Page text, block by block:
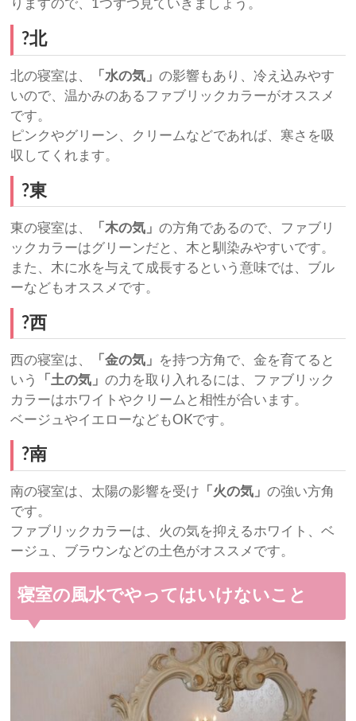
りますので、1つずつ見ていきましょう。
?北
北の寝室は、 「水の気」の影響もあり、冷え込みやす
いので、温かみのあるファブリックカラーがオススメ
です。
ピンクやグリーン、クリームなどであれば、寒さを吸
収してくれます。
?東
東の寝室は、 「木の気」の方角であるので、ファブリ
ックカラーはグリーンだと、木と馴染みやすいです。
また、木に水を与えて成長するという意味では、ブル
ーなどもオススメです。
?西
西の寝室は、 「金の気」 を持つ方角で、金を育てると
いう
「土の気」の力を取り入れるには、ファブリック
カラーはホワイトやクリームと相性が合います。
ベージュやイエローなどもOKです。
?南
南の寝室は、太陽の影響を受け 「火の気」の強い方角
です。
ファブリックカラーは、火の気を抑えるホワイト、ベ
ージュ、ブラウンなどの土色がオススメです。
寝室の風水でやってはいけないこと